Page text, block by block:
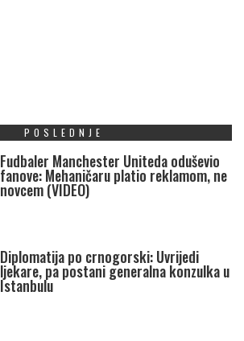
POSLEDNJE
Fudbaler Manchester Uniteda oduševio
fanove: Mehaničaru platio reklamom, ne
novcem (VIDEO)
Diplomatija po crnogorski: Uvrijedi
ljekare, pa postani generalna konzulka u
Istanbulu